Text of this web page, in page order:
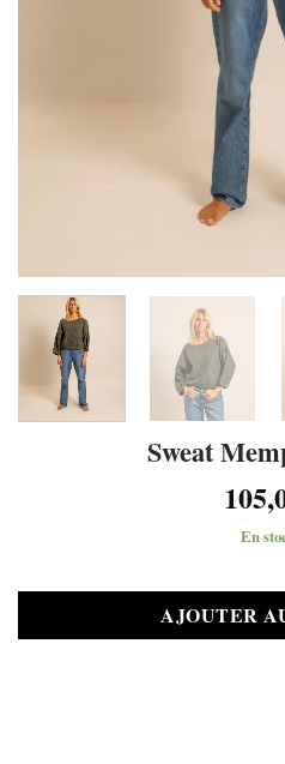
Sweat
En
AJOUTER